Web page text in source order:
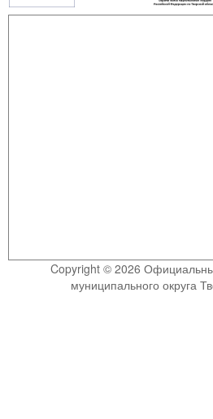
Copyright © 2026
муниципального округа